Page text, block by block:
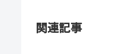
関連記事